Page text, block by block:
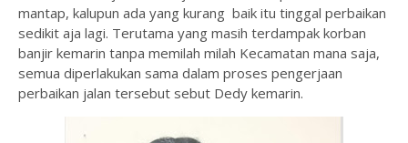
mantap, kalupun ada yang kurang baik itu tinggal perbaikan
sedikit aja lagi. Terutama yang masih terdampak korban
banjir kemarin tanpa memilah milah Kecamatan mana saja,
semua diperlakukan sama dalam proses pengerjaan
perbaikan jalan tersebut sebut Dedy kemarin.